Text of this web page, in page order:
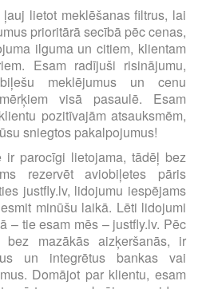
lietot meklēšanas filtrus, lai
prioritārā secībā pēc cenas,
ilguma un citiem, klientam
Esam radījuši risinājumu,
meklējumus un cenu
visā pasaulē. Esam
pozitīvajām atsauksmēm,
sniegtos pakalpojumus!
ir parocīgi lietojama, tādēļ bez
rezervēt aviobiļetes pāris
justfly.lv, lidojumu iespējams
minūšu laikā. Lēti lidojumi
– tie esam mēs – justfly.lv. Pēc
bez mazākās aizķeršanās, ir
un integrētus bankas vai
Domājot par klientu, esam